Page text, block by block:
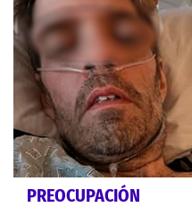
PREOCUPACIÓN